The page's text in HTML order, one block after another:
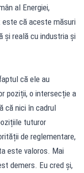
al Energiei,
este că aceste măsuri
și reală cu industria și
că ele au
poziții, o intersecție a
că nici în cadrul
tuturor
de reglementare,
este valoros. Mai
demers. Eu cred și,